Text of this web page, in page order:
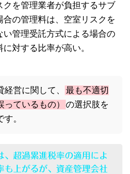
を管理業者が負担するサブ
合の管理料は、空室リスクを
い管理受託方式による場合の
対する比率が高い。
経営に関して、
最も不適切
っているもの）
の選択肢を
。
、超過累進税率の適用によ
も上がるが、資産管理会社